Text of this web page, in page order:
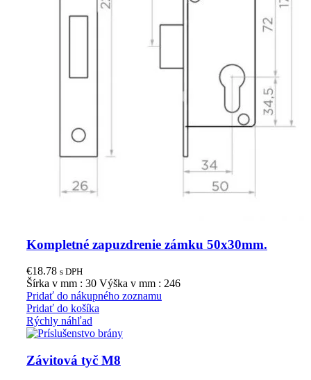
Kompletné zapuzdrenie zámku 50x30mm.
€18.78 s DPH
Šírka v mm : 30 Výška v mm : 246
Pridať do nákupného zoznamu
Pridať do košíka
Rýchly náhľad
Závitová tyč M8